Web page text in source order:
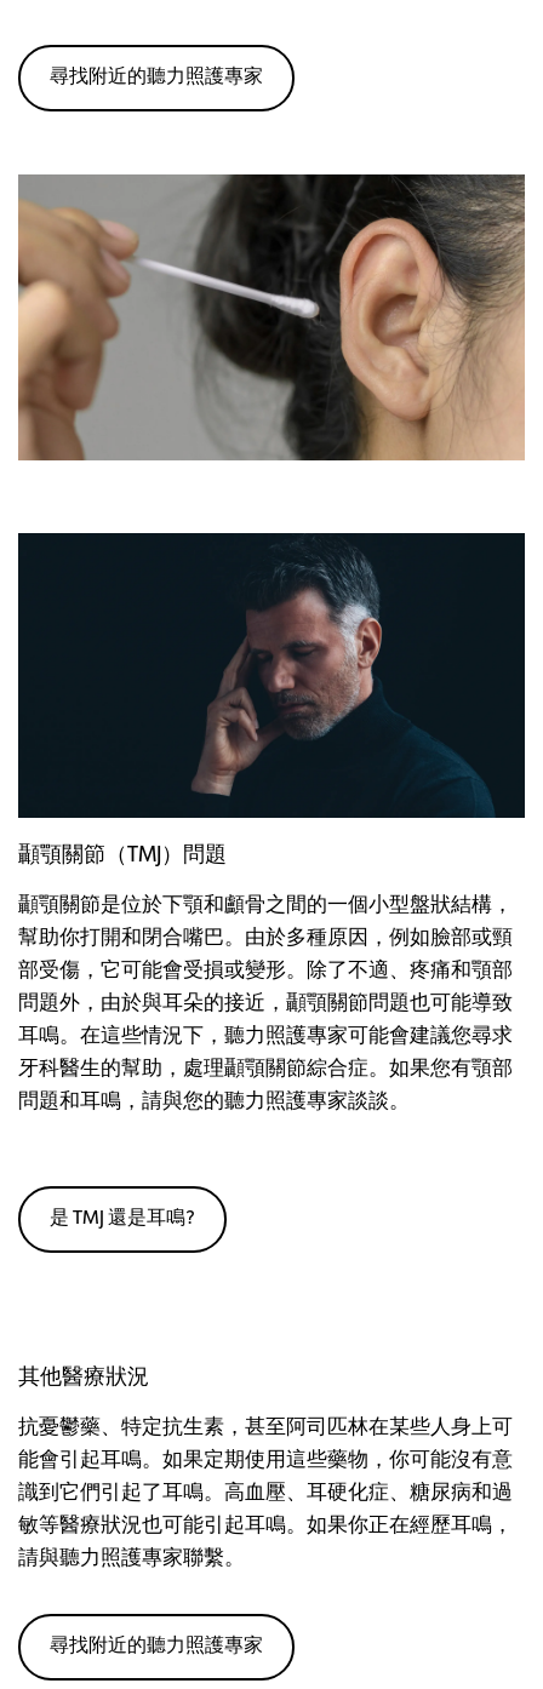
尋找附近的聽力照護專家
顳顎關節（TMJ）問題
顳顎關節是位於下顎和顱骨之間的一個小型盤狀結構，
幫助你打開和閉合嘴巴。由於多種原因，例如臉部或頸
部受傷，它可能會受損或變形。除了不適、疼痛和顎部
問題外，由於與耳朵的接近，顳顎關節問題也可能導致
耳鳴。在這些情況下，聽力照護專家可能會建議您尋求
牙科醫生的幫助，處理顳顎關節綜合症。如果您有顎部
問題和耳鳴，請與您的聽力照護專家談談。
是 TMJ 還是耳鳴?
其他醫療狀況
抗憂鬱藥、特定抗生素，甚至阿司匹林在某些人身上可
能會引起耳鳴。如果定期使用這些藥物，你可能沒有意
識到它們引起了耳鳴。高血壓、耳硬化症、糖尿病和過
敏等醫療狀況也可能引起耳鳴。如果你正在經歷耳鳴，
請與聽力照護專家聯繫。
尋找附近的聽力照護專家